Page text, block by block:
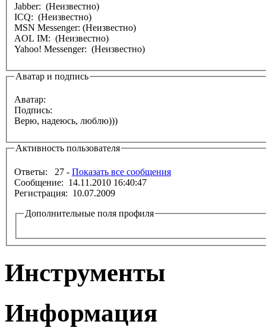
Jabber: (Неизвестно)
ICQ: (Неизвестно)
MSN Messenger: (Неизвестно)
AOL IM: (Неизвестно)
Yahoo! Messenger: (Неизвестно)
Аватар и подпись
Аватар:
Подпись:
Верю, надеюсь, люблю)))
Активность пользователя
Ответы: 27 - Показать все сообщения
Сообщение: 14.11.2010 16:40:47
Регистрация: 10.07.2009
Дополнительные поля профиля
Инструменты
Информация